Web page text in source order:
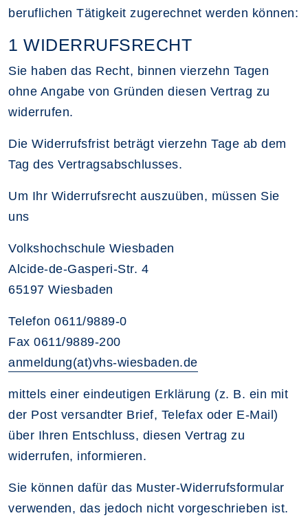
beruflichen Tätigkeit zugerechnet werden können:
1 WIDERRUFSRECHT
Sie haben das Recht, binnen vierzehn Tagen
ohne Angabe von Gründen diesen Vertrag zu
widerrufen.
Die Widerrufsfrist beträgt vierzehn Tage ab dem
Tag des Vertragsabschlusses.
Um Ihr Widerrufsrecht auszuüben, müssen Sie
uns
Volkshochschule Wiesbaden
Alcide-de-Gasperi-Str. 4
65197 Wiesbaden
Telefon 0611/9889-0
Fax 0611/9889-200
anmeldung(at)vhs-wiesbaden.de
mittels einer eindeutigen Erklärung (z. B. ein mit
der Post versandter Brief, Telefax oder E-Mail)
über Ihren Entschluss, diesen Vertrag zu
widerrufen, informieren.
Sie können dafür das Muster-Widerrufsformular
verwenden, das jedoch nicht vorgeschrieben ist.